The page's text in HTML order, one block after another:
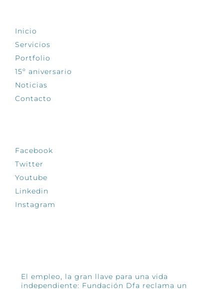
Inicio
Servicios
Portfolio
15º aniversario
Noticias
Contacto
Facebook
Twitter
Youtube
Linkedin
Instagram
El empleo, la gran llave para una vida
independiente: Fundación Dfa reclama un